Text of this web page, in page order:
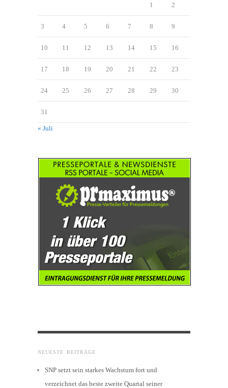
1 2
3 4 5 6 7 8 9
10 11 12 13 14 15 16
17 18 19 20 21 22 23
24 25 26 27 28 29 30
31
« Juli
NEUESTE BEITRÄGE
SNP setzt sein starkes Wachstum fort und
verzeichnet das beste zweite Quartal seiner